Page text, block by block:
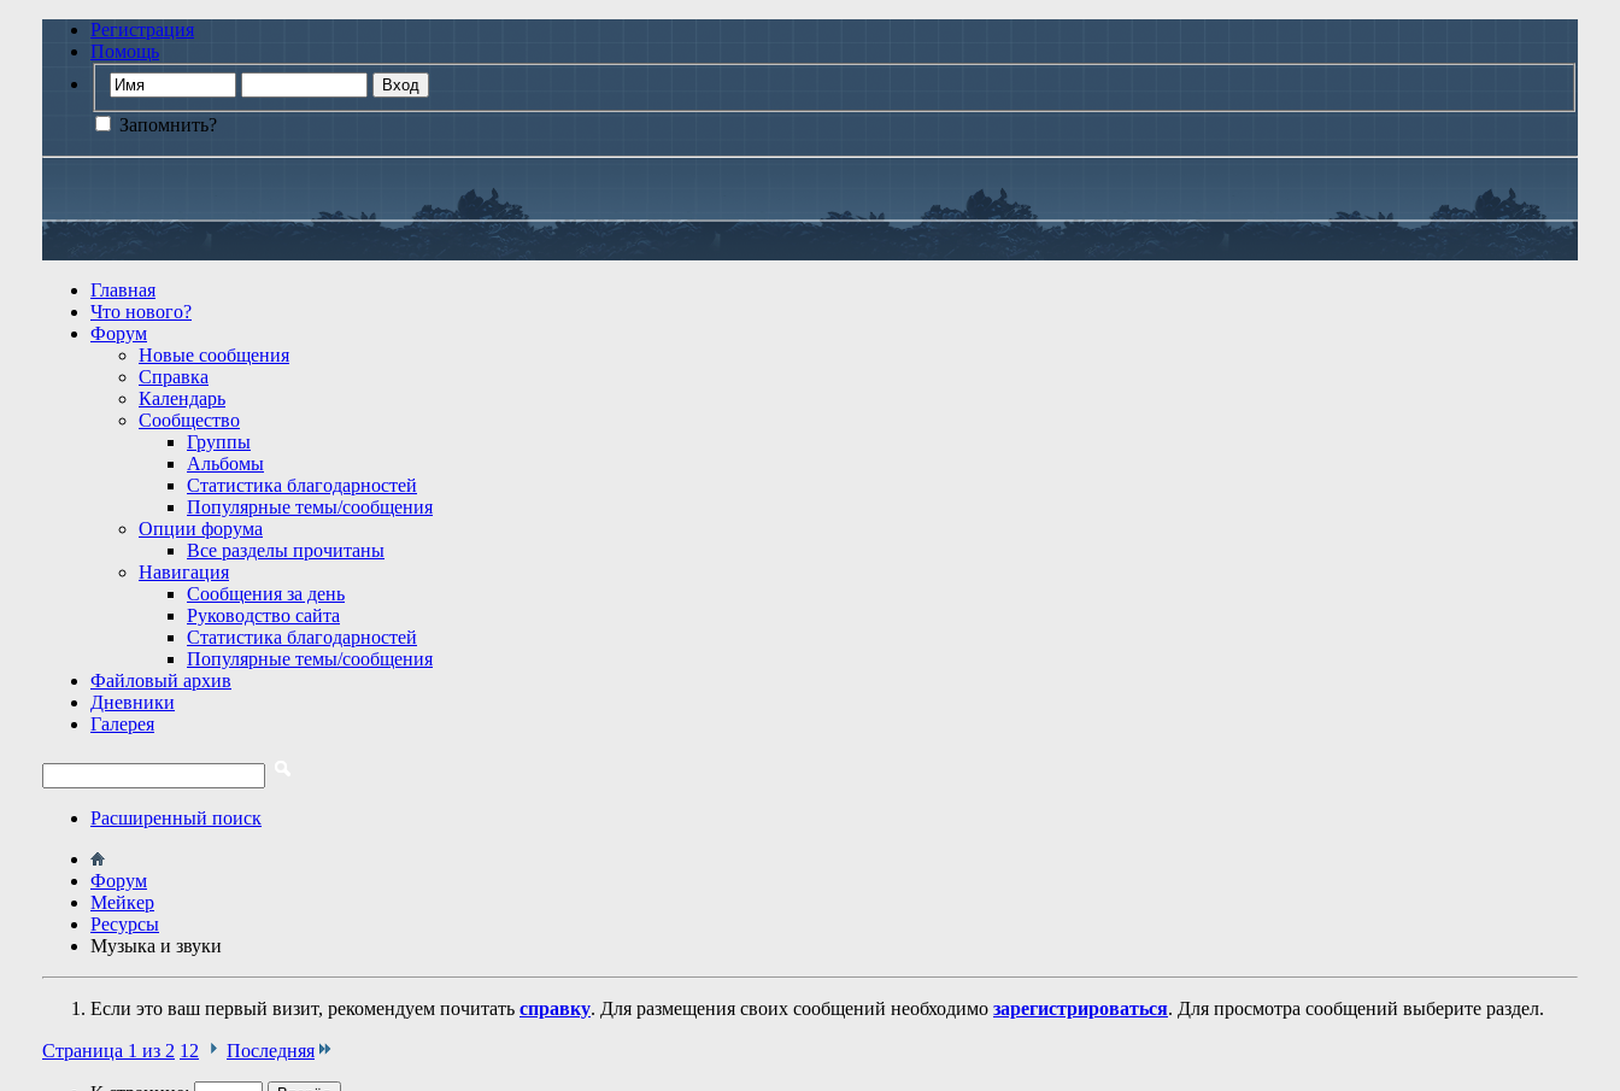
Регистрация
Помощь
Запомнить?
Главная
Что нового?
Форум
Новые сообщения
Справка
Календарь
Сообщество
Группы
Альбомы
Статистика благодарностей
Популярные темы/сообщения
Опции форума
Все разделы прочитаны
Навигация
Сообщения за день
Руководство сайта
Статистика благодарностей
Популярные темы/сообщения
Файловый архив
Дневники
Галерея
Расширенный поиск
Форум
Мейкер
Ресурсы
Музыка и звуки
Если это ваш первый визит, рекомендуем почитать справку. Для размещения своих сообщений необходимо зарегистрироваться. Для просмотра сообщений выберите раздел.
Страница 1 из 2 1 2 Последняя